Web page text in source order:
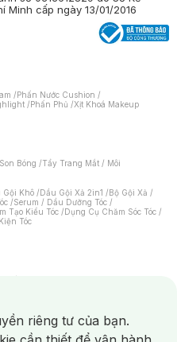
cấp ngày 13/01/2016
/Phấn Nước Cushion /
/Phấn Phủ /Xịt Khoá Makeup
Son Bóng /Tẩy Trang Mắt / Môi
Gội Khô /Dầu Gội Xả 2in1 /Bộ Gội Xả /
/Serum / Dầu Dưỡng Tóc /
Tạo Kiểu Tóc /Dụng Cụ Chăm Sóc Tóc /
Tóc
Nạ Xông Hơi /Nước Rửa Tay/
/Bàn Chải Điện/
Nước/ Nước Súc Miệng/
riêng tư của bạn.